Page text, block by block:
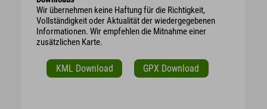
Wir übernehmen keine Haftung für die Richtigkeit,
Vollständigkeit oder Aktualität der wiedergegebenen
Informationen. Wir empfehlen die Mitnahme einer
zusätzlichen Karte.
KML Download GPX Download